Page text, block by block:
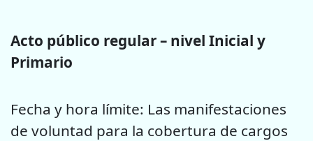
Acto público regular – nivel Inicial y
Primario
Fecha y hora límite: Las manifestaciones
de voluntad para la cobertura de cargos